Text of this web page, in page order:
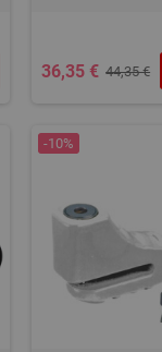
36,35 € 44,35 €
-10%